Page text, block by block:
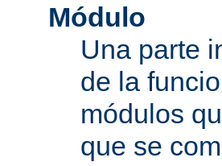
Módulo
Una parte
de la
módulos
que se